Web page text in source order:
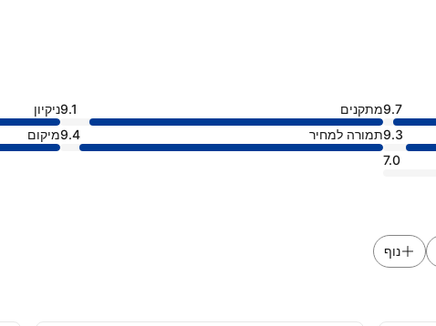
9.7מתקנים 9.1ניקיון
9.3תמורה למחיר 9.4מיקום
7.0
נוף